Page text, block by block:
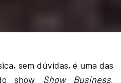
sem dúvidas, é uma das
show Show Business,